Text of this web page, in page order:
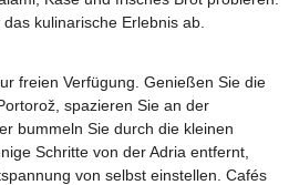
kulinarische Erlebnis ab.
freien Verfügung. Genießen Sie die
spazieren Sie an der
bummeln Sie durch die kleinen
Schritte von der Adria entfernt,
von selbst einstellen. Cafés